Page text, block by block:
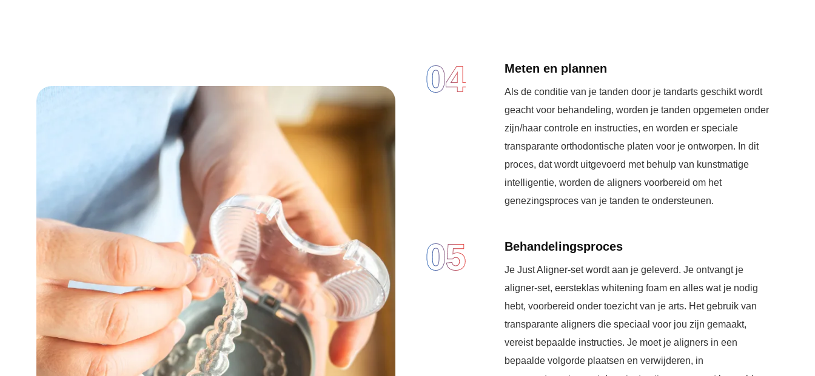
04 Meten en plannen
Als de conditie van je tanden door je tandarts geschikt wordt
geacht voor behandeling, worden je tanden opgemeten onder
zijn/haar controle en instructies, en worden er speciale
transparante orthodontische platen voor je ontworpen. In dit
proces, dat wordt uitgevoerd met behulp van kunstmatige
intelligentie, worden de aligners voorbereid om het
genezingsproces van je tanden te ondersteunen.
05 Behandelingsproces
Je Just Aligner-set wordt aan je geleverd. Je ontvangt je
aligner-set, eersteklas whitening foam en alles wat je nodig
hebt, voorbereid onder toezicht van je arts. Het gebruik van
transparante aligners die speciaal voor jou zijn gemaakt,
vereist bepaalde instructies. Je moet je aligners in een
bepaalde volgorde plaatsen en verwijderen, in